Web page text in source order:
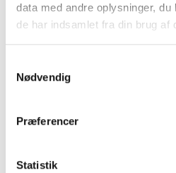
data med andre oplysninger,
de har indsamlet fra din brug af
Nødvendig
Præferencer
Statistik